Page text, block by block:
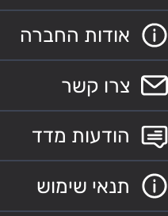
אודות החברה
צרו קשר
הודעות מדד
תנאי שימוש